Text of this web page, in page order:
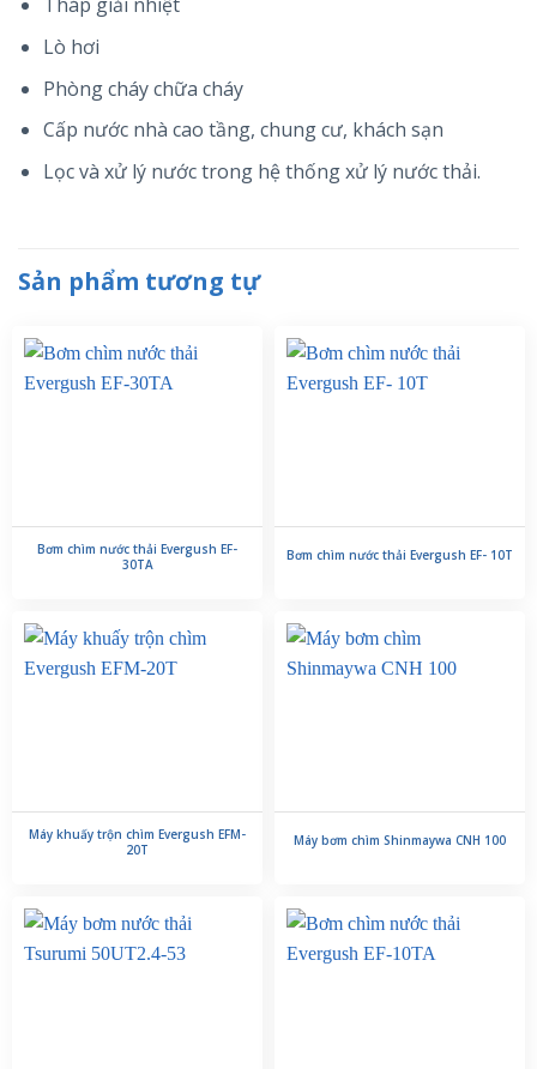
Lò hơi
Phòng cháy chữa cháy
Cấp nước nhà cao tầng, chung cư, khách sạn
Lọc và xử lý nước trong hệ thống xử lý nước thải.
Sản phẩm tương tự
Bơm chìm nước thải Evergush EF-
30TA
Bơm chìm nước thải Evergush EF- 10T
Máy khuấy trộn chìm Evergush EFM-
20T
Máy bơm chìm Shinmaywa CNH 100